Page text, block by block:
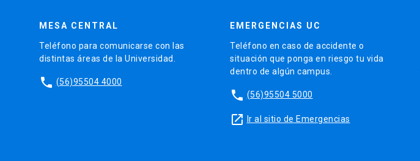
MESA CENTRAL
Teléfono para comunicarse con las
distintas áreas de la Universidad.
phone (56)95504 4000
EMERGENCIAS UC
Teléfono en caso de accidente o
situación que ponga en riesgo tu vida
dentro de algún campus.
phone (56)95504 5000
launch Ir al sitio de Emergencias